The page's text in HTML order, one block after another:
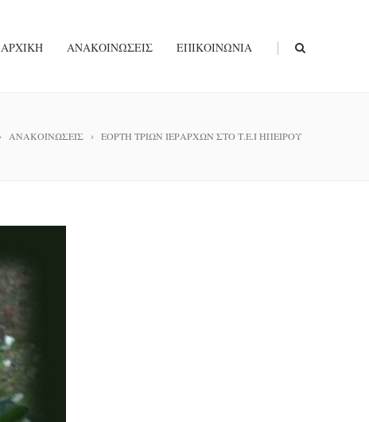
ΑΡΧΙΚΉ ΑΝΑΚΟΙΝΏΣΕΙΣ ΕΠΙΚΟΙΝΩΝΊΑ |
ΑΝΑΚΟΙΝΩΣΕΙΣ ΕΟΡΤΗ ΤΡΙΩΝ ΙΕΡΑΡΧΩΝ ΣΤΟ Τ.Ε.Ι ΗΠΕΙΡΟΥ